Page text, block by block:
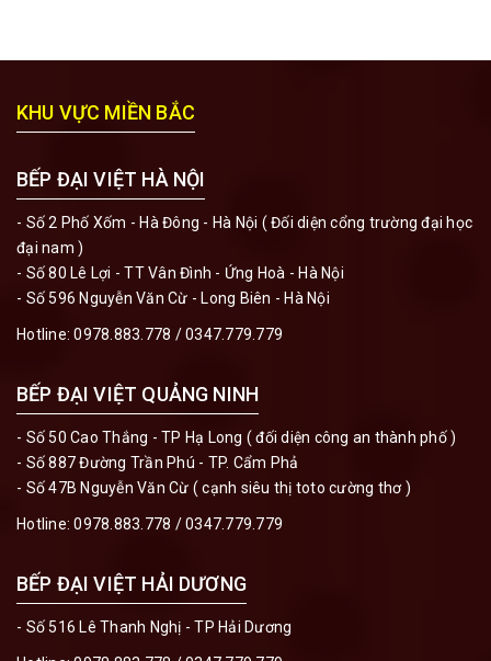
KHU VỰC MIỀN BẮC
BẾP ĐẠI VIỆT HÀ NỘI
- Số 2 Phố Xốm - Hà Đông - Hà Nội ( Đối diện cổng trường đại học
đại nam )
- Số 80 Lê Lợi - TT Vân Đình - Ứng Hoà - Hà Nội
- Số 596 Nguyễn Văn Cừ - Long Biên - Hà Nội
Hotline:0978.883.778 /0347.779.779
BẾP ĐẠI VIỆT QUẢNG NINH
- Số 50 Cao Thắng - TP Hạ Long ( đối diện công an thành phố )
- Số 887 Đường Trần Phú - TP. Cẩm Phả
- Số 47B Nguyễn Văn Cừ ( cạnh siêu thị toto cường thơ )
Hotline:0978.883.778 /0347.779.779
BẾP ĐẠI VIỆT HẢI DƯƠNG
- Số 516 Lê Thanh Nghị - TP Hải Dương